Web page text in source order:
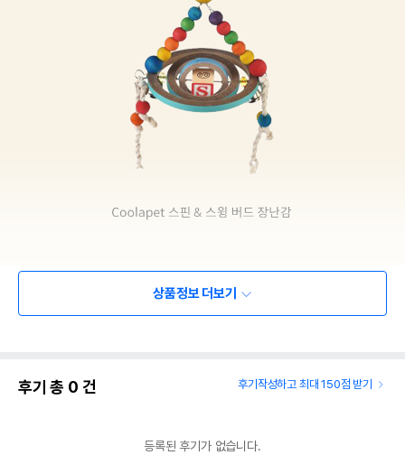
상품정보 더보기
후기 총 0 건 후기작성하고 최대 150점 받기
등록된 후기가 없습니다.